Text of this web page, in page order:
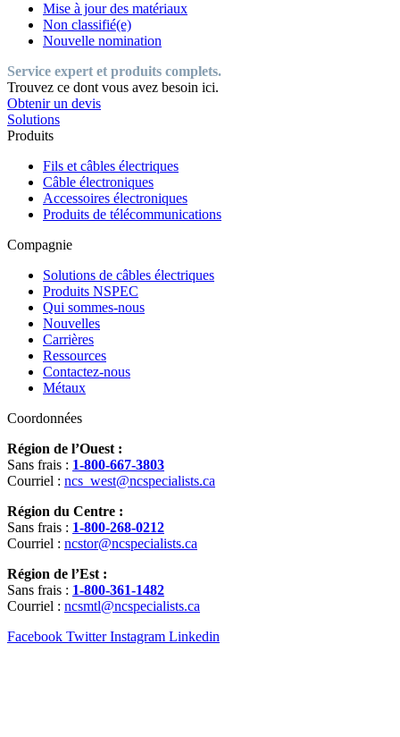
Mise à jour des matériaux
Non classifié(e)
Nouvelle nomination
Service expert et produits complets.
Trouvez ce dont vous avez besoin ici.
Obtenir un devis
Solutions
Produits
Fils et câbles électriques
Câble électroniques
Accessoires électroniques
Produits de télécommunications
Compagnie
Solutions de câbles électriques
Produits NSPEC
Qui sommes-nous
Nouvelles
Carrières
Ressources
Contactez-nous
Métaux
Coordonnées
Région de l’Ouest :
Sans frais : 1-800-667-3803
Courriel : ncs_west@ncspecialists.ca
Région du Centre :
Sans frais : 1-800-268-0212
Courriel : ncstor@ncspecialists.ca
Région de l’Est :
Sans frais : 1-800-361-1482
Courriel : ncsmtl@ncspecialists.ca
Facebook Twitter Instagram Linkedin